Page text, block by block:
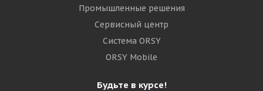
Промышленные решения
Сервисный центр
Система ORSY
ORSY Mobile
Будьте в курсе!